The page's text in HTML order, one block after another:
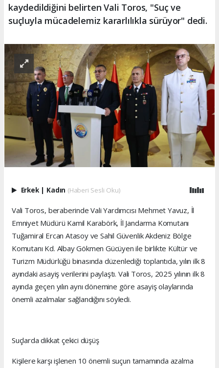
kaydedildiğini belirten Vali Toros, "Suç ve
suçluyla mücadelemiz kararlılıkla sürüyor" dedi.
Erkek Kadın (Haberi Sesli Oku)
Vali Toros, beraberinde Vali Yardımcısı Mehmet Yavuz, İl
Emniyet Müdürü Kamil Karabörk, İl Jandarma Komutanı
Tuğamiral Ercan Atasoy ve Sahil Güvenlik Akdeniz Bölge
Komutanı Kd. Albay Gökmen Gücüyen ile birlikte Kültür ve
Turizm Müdürlüğü binasında düzenlediği toplantıda, yılın ilk 8
ayındaki asayiş verilerini paylaştı. Vali Toros, 2025 yılının ilk 8
ayında geçen yılın aynı dönemine göre asayiş olaylarında
önemli azalmalar sağlandığını söyledi.
Suçlarda dikkat çekici düşüş
Kişilere karşı işlenen 10 önemli suçun tamamında azalma